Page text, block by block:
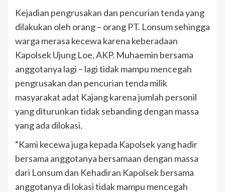
Kejadian pengrusakan dan pencurian tenda yang
dilakukan oleh orang – orang PT. Lonsum sehingga
warga merasa kecewa karena keberadaan
Kapolsek Ujung Loe, AKP. Muhaemin bersama
anggotanya lagi – lagi tidak mampu mencegah
pengrusakan dan pencurian tenda milik
masyarakat adat Kajang karena jumlah personil
yang diturunkan tidak sebanding dengan massa
yang ada dilokasi.
“Kami kecewa juga kepada Kapolsek yang hadir
bersama anggotanya bersamaan dengan massa
dari Lonsum dan Kehadiran Kapolsek bersama
anggotanya di lokasi tidak mampu mencegah